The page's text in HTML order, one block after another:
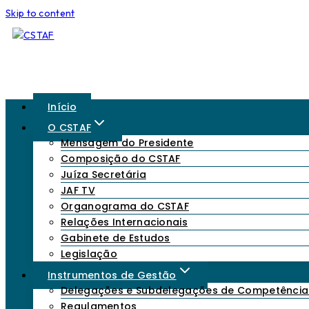
Skip to content
Início
O CSTAF
Mensagem do Presidente
Composição do CSTAF
Juíza Secretária
JAF TV
Organograma do CSTAF
Relações Internacionais
Gabinete de Estudos
Legislação
Instrumentos de Gestão
Delegações e Subdelegações de
Regulamentos